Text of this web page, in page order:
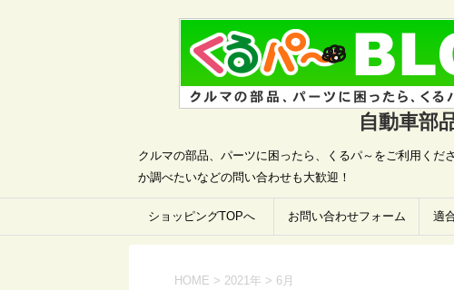
自動車部
クルマの部品、パーツに困ったら、くるパ～をご利用く
か調べたいなどの問い合わせも大歓迎！
ショッピングTOPへ お問い合わせフォーム 適
HOME > 2021年 > 6月